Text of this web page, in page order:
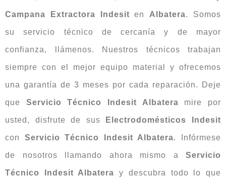
Campana Extractora Indesit enAlbatera. Somos
su servicio técnico de cercanía y de mayor
confianza, llámenos. Nuestros técnicos trabajan
siempre con el mejor equipo material y ofrecemos
una garantía de 3 meses por cada reparación. Deje
que Servicio Técnico Indesit Albatera mire por
usted, disfrute de sus Electrodomésticos Indesit
con Servicio Técnico Indesit Albatera. Infórmese
de nosotros llamando ahora mismo a Servicio
Técnico Indesit Albateray descubra todo lo que